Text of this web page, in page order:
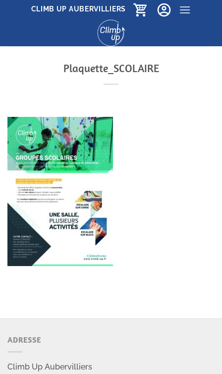
CLIMB UP AUBERVILLIERS
Plaquette_SCOLAIRE
ADRESSE
Climb Up Aubervilliers